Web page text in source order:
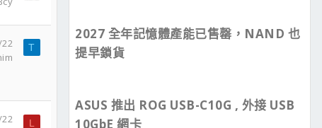
T
L
2027 全年記憶體產能已售罄，NAND 也
提早鎖貨
ASUS 推出 ROG USB-C10G , 外接 USB
10GbE 網卡